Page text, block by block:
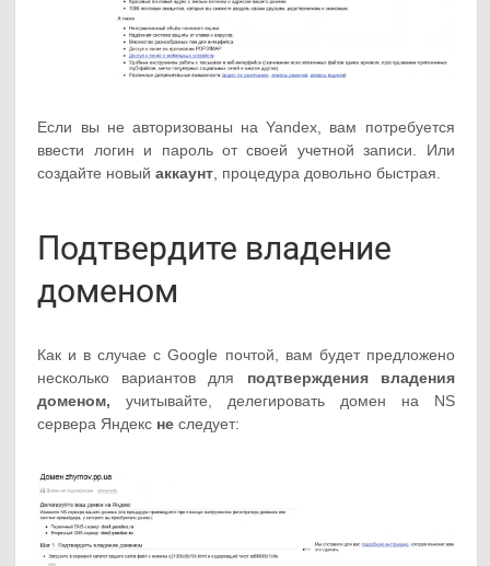
Если вы не авторизованы на Yandex, вам потребуется
ввести логин и пароль от своей учетной записи. Или
создайте новыйаккаунт , процедура довольно быстрая.
Подтвердите владение
доменом
Как и в случае с Google почтой, вам будет предложено
несколько вариантов для подтверждения владения
доменом,учитывайте, делегировать домен на NS
сервера Яндекс не следует: